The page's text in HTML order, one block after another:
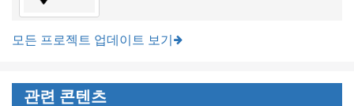
모든 프로젝트 업데이트 보기
관련 콘텐츠